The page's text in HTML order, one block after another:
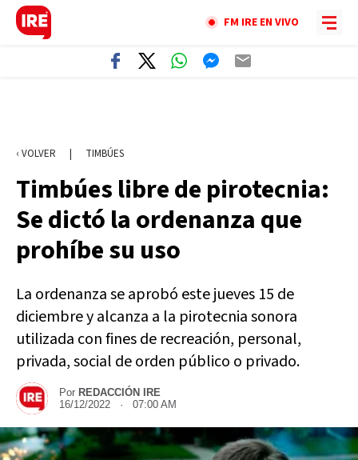
FM IRE EN VIVO
‹ VOLVER | TIMBÚES
Timbúes libre de pirotecnia:
Se dictó la ordenanza que
prohíbe su uso
La ordenanza se aprobó este jueves 15 de
diciembre y alcanza a la pirotecnia sonora
utilizada con fines de recreación, personal,
privada, social de orden público o privado.
Por REDACCIÓN IRE
16/12/2022 · 07:00 AM